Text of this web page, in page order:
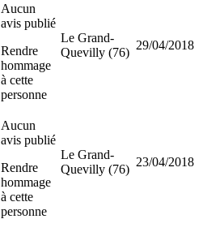
Aucun
avis publié
Rendre
hommage
à cette
personne
Le Grand-
Quevilly (76)
29/04/2018
Aucun
avis publié
Rendre
hommage
à cette
personne
Le Grand-
Quevilly (76)
23/04/2018